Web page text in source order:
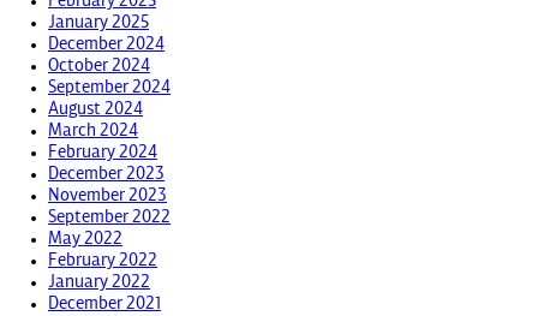
January 2025
December 2024
October 2024
September 2024
August 2024
March 2024
February 2024
December 2023
November 2023
September 2022
May 2022
February 2022
January 2022
December 2021